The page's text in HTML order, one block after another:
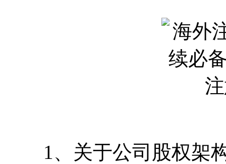
1、关于公司股权架